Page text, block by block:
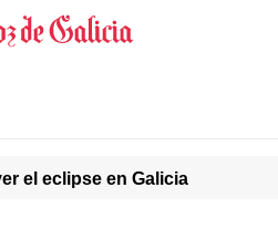
el eclipse en Galicia